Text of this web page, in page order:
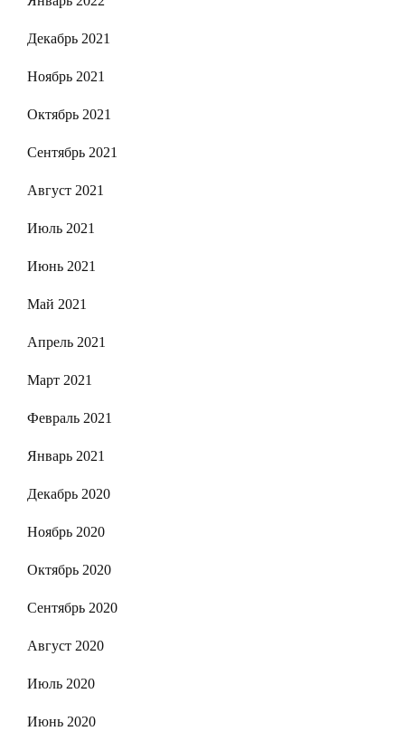
Декабрь 2021
Ноябрь 2021
Октябрь 2021
Сентябрь 2021
Август 2021
Июль 2021
Июнь 2021
Май 2021
Апрель 2021
Март 2021
Февраль 2021
Январь 2021
Декабрь 2020
Ноябрь 2020
Октябрь 2020
Сентябрь 2020
Август 2020
Июль 2020
Июнь 2020